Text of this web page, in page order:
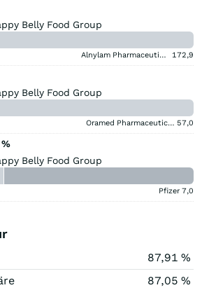
Belly Food Group
Alnylam Pharmaceuticals 172,9
Belly Food Group
Oramed Pharmaceuticals 57,0
Belly Food Group
Pfizer 7,0
87,91 %
87,05 %